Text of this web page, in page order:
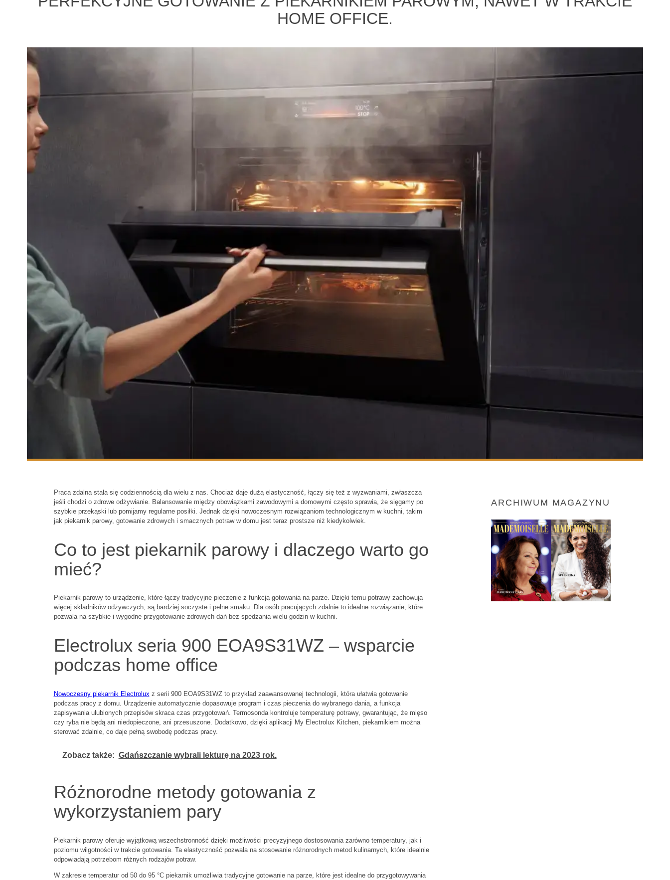
HOME OFFICE.
Praca zdalna stała się codziennością dla wielu z nas. Chociaż daje dużą elastyczność, łączy się też z wyzwaniami, zwłaszcza
jeśli chodzi o zdrowe odżywianie. Balansowanie między obowiązkami zawodowymi a domowymi często sprawia, że sięgamy po
szybkie przekąski lub pomijamy regularne posiłki. Jednak dzięki nowoczesnym rozwiązaniom technologicznym w kuchni, takim
jak piekarnik parowy, gotowanie zdrowych i smacznych potraw w domu jest teraz prostsze niż kiedykolwiek.
Co to jest piekarnik parowy i dlaczego warto go
mieć?
Piekarnik parowy to urządzenie, które łączy tradycyjne pieczenie z funkcją gotowania na parze. Dzięki temu potrawy zachowują
więcej składników odżywczych, są bardziej soczyste i pełne smaku. Dla osób pracujących zdalnie to idealne rozwiązanie, które
pozwala na szybkie i wygodne przygotowanie zdrowych dań bez spędzania wielu godzin w kuchni.
Electrolux seria 900 EOA9S31WZ – wsparcie
podczas home office
Nowoczesny piekarnik Electroluxz serii 900 EOA9S31WZ to przykład zaawansowanej technologii, która ułatwia gotowanie
podczas pracy z domu. Urządzenie automatycznie dopasowuje program i czas pieczenia do wybranego dania, a funkcja
zapisywania ulubionych przepisów skraca czas przygotowań. Termosonda kontroluje temperaturę potrawy, gwarantując, że mięso
czy ryba nie będą ani niedopieczone, ani przesuszone. Dodatkowo, dzięki aplikacji My Electrolux Kitchen, piekarnikiem można
sterować zdalnie, co daje pełną swobodę podczas pracy.
Zobacz także: Gdańszczanie wybrali lekturę na 2023 rok.
Różnorodne metody gotowania z
wykorzystaniem pary
Piekarnik parowy oferuje wyjątkową wszechstronność dzięki możliwości precyzyjnego dostosowania zarówno temperatury, jak i
poziomu wilgotności w trakcie gotowania. Ta elastyczność pozwala na stosowanie różnorodnych metod kulinarnych, które idealnie
odpowiadają potrzebom różnych rodzajów potraw.
W zakresie temperatur od 50 do 95 °C piekarnik umożliwia tradycyjne gotowanie na parze, które jest idealne do przygotowywania
ARCHIWUM MAGAZYNU